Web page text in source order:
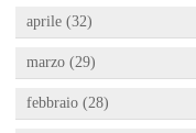
aprile (32)
marzo (29)
febbraio (28)